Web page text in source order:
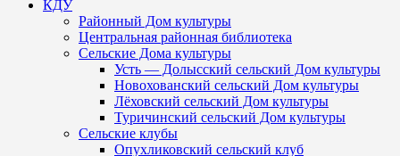
КДУ
Районный Дом культуры
Центральная районная библиотека
Сельские Дома культуры
Усть — Долысский сельский Дом культуры
Новохованский сельский Дом культуры
Лёховский сельский Дом культуры
Туричинский сельский Дом культуры
Сельские клубы
Опухликовский сельский клуб